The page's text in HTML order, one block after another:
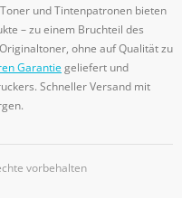
und Tintenpatronen bieten
– zu einem Bruchteil des
ohne auf Qualität zu
Garantiegeliefert und
Schneller Versand mit
vorbehalten